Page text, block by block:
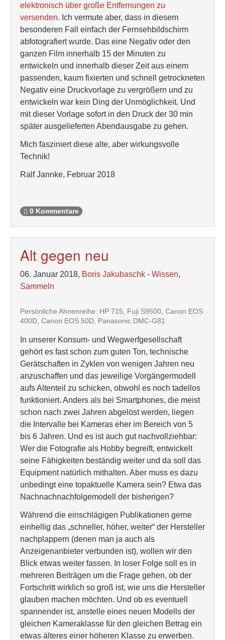
elektronisch über große Entfernungen zu
versenden. Ich vermute aber, dass in diesem
besonderen Fall einfach der Fernsehbildschirm
abfotografiert wurde. Das eine Negativ oder den
ganzen Film innerhalb 15 der Minuten zu
entwickeln und innerhalb dieser Zeit aus einem
passenden, kaum fixierten und schnell getrockneten
Negativ eine Druckvorlage zu vergrößern und zu
entwickeln war kein Ding der Unmöglichkeit. Und
mit dieser Vorlage sofort in den Druck der 30 min
später ausgelieferten Abendausgabe zu gehen.
Mich fasziniert diese alte, aber wirkungsvolle
Technik!
Ralf Jannke, Februar 2018
0 Kommentare
Alt gegen neu
06. Januar 2018, Boris Jakubaschk - Wissen,
Sammeln
Persönliche Ahnenreihe: HP 715, Fuji S9500, Canon EOS
400D, Canon EOS 50D, Panasonic DMC-G81
In unserer Konsum- und Wegwerfgesellschaft
gehört es fast schon zum guten Ton, technische
Gerätschaften in Zyklen von wenigen Jahren neu
anzuschaffen und das jeweilige Vorgängermodell
aufs Altenteil zu schicken, obwohl es noch tadellos
funktioniert. Anders als bei Smartphones, die meist
schon nach zwei Jahren abgelöst werden, liegen
die Intervalle bei Kameras eher im Bereich von 5
bis 6 Jahren. Und es ist auch gut nachvollziehbar:
Wer die Fotografie als Hobby begreift, entwickelt
seine Fähigkeiten beständig weiter und da soll das
Equipment natürlich mithalten. Aber muss es dazu
unbedingt eine topaktuelle Kamera sein? Etwa das
Nachnachnachfolgemodell der bisherigen?
Während die einschlägigen Publikationen gerne
einhellig das „schneller, höher, weiter“ der Hersteller
nachplappern (denen man ja auch als
Anzeigenanbieter verbunden ist), wollen wir den
Blick etwas weiter fassen. In loser Folge soll es in
mehreren Beiträgen um die Frage gehen, ob der
Fortschritt wirklich so groß ist, wie uns die Hersteller
glauben machen möchten. Und ob es eventuell
spannender ist, anstelle eines neuen Modells der
gleichen Kameraklasse für den gleichen Betrag ein
etwas älteres einer höheren Klasse zu erwerben.